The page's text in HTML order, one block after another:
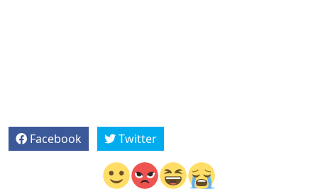
Facebook Twitter